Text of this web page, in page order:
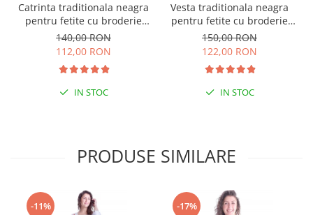
Catrinta traditionala neagra
pentru fetite cu broderie
florala rosie Sonia 01
140,00 RON
112,00 RON
IN STOC
Vesta traditionala neagra
pentru fetite cu broderie
florala rosie Sonia 01
150,00 RON
122,00 RON
IN STOC
PRODUSE SIMILARE
-11% -17%